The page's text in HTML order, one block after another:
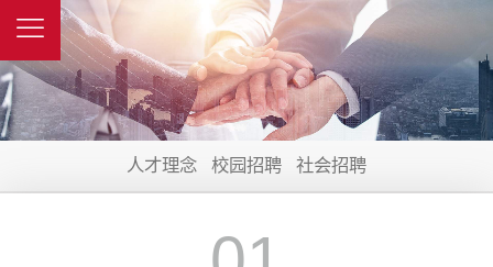
人才理念 校园招聘 社会招聘